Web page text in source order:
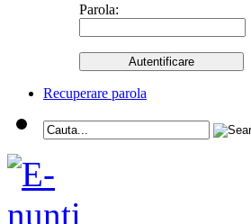
Parola:
Recuperare parola